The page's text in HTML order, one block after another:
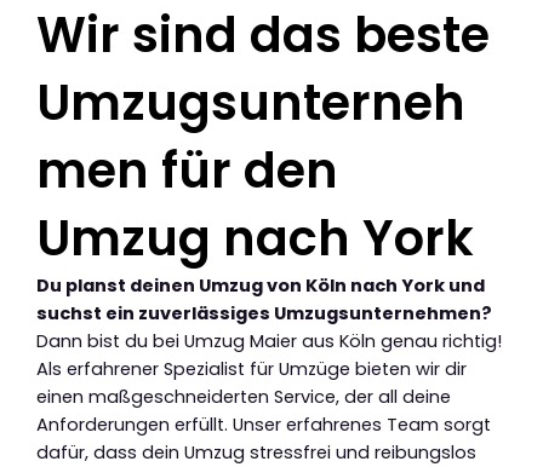
Wir sind das beste
Umzugsunterneh
men für den
Umzug nach York
Du planst deinen Umzug von Köln nach York und
suchst ein zuverlässiges Umzugsunternehmen?
Dann bist du bei Umzug Maier aus Köln genau richtig!
Als erfahrener Spezialist für Umzüge bieten wir dir
einen maßgeschneiderten Service, der all deine
Anforderungen erfüllt. Unser erfahrenes Team sorgt
dafür, dass dein Umzug stressfrei und reibungslos